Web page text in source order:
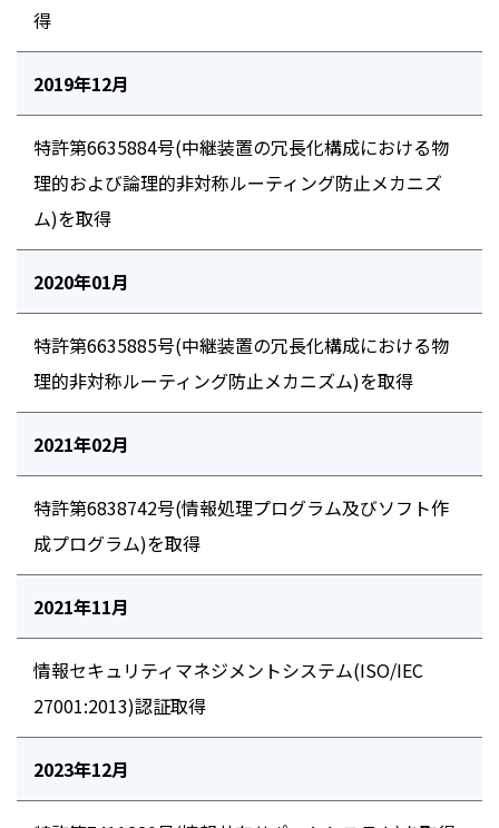
得
2019年12月
特許第6635884号(中継装置の冗長化構成における物
理的および論理的非対称ルーティング防止メカニズ
ム)を取得
2020年01月
特許第6635885号(中継装置の冗長化構成における物
理的非対称ルーティング防止メカニズム)を取得
2021年02月
特許第6838742号(情報処理プログラム及びソフト作
成プログラム)を取得
2021年11月
情報セキュリティマネジメントシステム(ISO/IEC
27001:2013)認証取得
2023年12月